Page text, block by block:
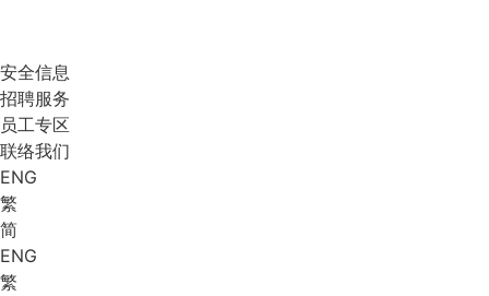
安全信息
招聘服务
员工专区
联络我们
ENG
繁
简
ENG
繁